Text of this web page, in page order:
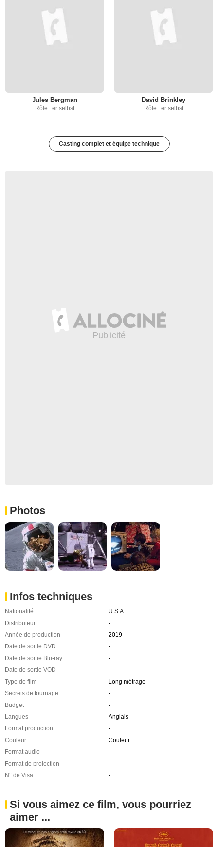
Jules Bergman
Rôle : er selbst
David Brinkley
Rôle : er selbst
Casting complet et équipe technique
Photos
Infos techniques
Nationalité
U.S.A.
Distributeur
-
Année de production
2019
Date de sortie DVD
-
Date de sortie Blu-ray
-
Date de sortie VOD
-
Type de film
Long métrage
Secrets de tournage
-
Budget
-
Langues
Anglais
Format production
-
Couleur
Couleur
Format audio
-
Format de projection
-
N° de Visa
-
Si vous aimez ce film, vous pourriez
aimer ...